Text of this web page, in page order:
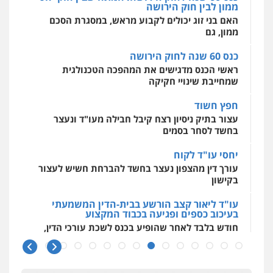
מרכז התחלה חדשה
אסירים עבירות מין שירותים מקצועיים
לעורכי דין
ממון לבין חוק הירושה
האם בני זוג יכולים לקבוע מראש, במסגרת הסכם
ממון, גם
כנס 60 שנה לחוק הירושה
ראשי הכנס מדגישים את המהפכה הטכנולגית
שמחייבת שינויי חקיקה
חפץ חשוד
עצור בתיק ניסיון רצח קיבל חבילה מעו"ד ונעצר
בחשד לסחר בסמים
יחסי עו"ד לקוח
עורך דין מהצפון נעצר בחשד להברחת חשיש לעצור
בקישון
עו"ד ליאור קצב הורשע בבית-הדין המשמעתי
בעיכוב כספים ופגיעה בכבוד המקצוע
חודש בלבד לאחר שהופיע בכנס לשכת עורכי הדין,
קצב הורשע